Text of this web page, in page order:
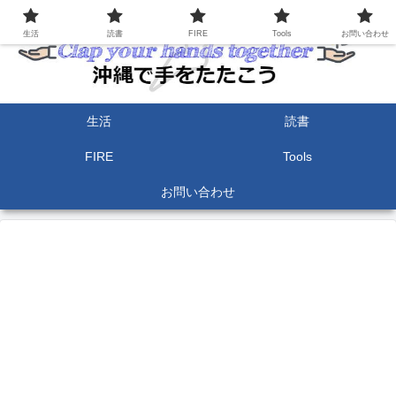
生活 読書
FIRE Tools
お問い合わせ
生活 読書 FIRE Tools お問い合わせ